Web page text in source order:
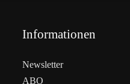
Informationen
Newsletter
ABO